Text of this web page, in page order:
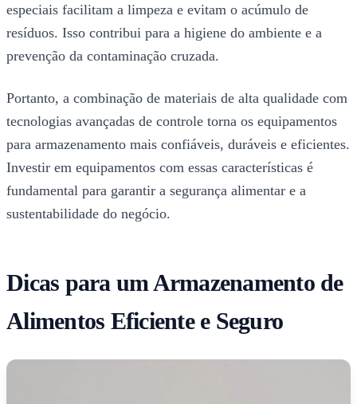
especiais facilitam a limpeza e evitam o acúmulo de
resíduos. Isso contribui para a higiene do ambiente e a
prevenção da contaminação cruzada.
Portanto, a combinação de materiais de alta qualidade com
tecnologias avançadas de controle torna os equipamentos
para armazenamento mais confiáveis, duráveis e eficientes.
Investir em equipamentos com essas características é
fundamental para garantir a segurança alimentar e a
sustentabilidade do negócio.
Dicas para um Armazenamento de
Alimentos Eficiente e Seguro